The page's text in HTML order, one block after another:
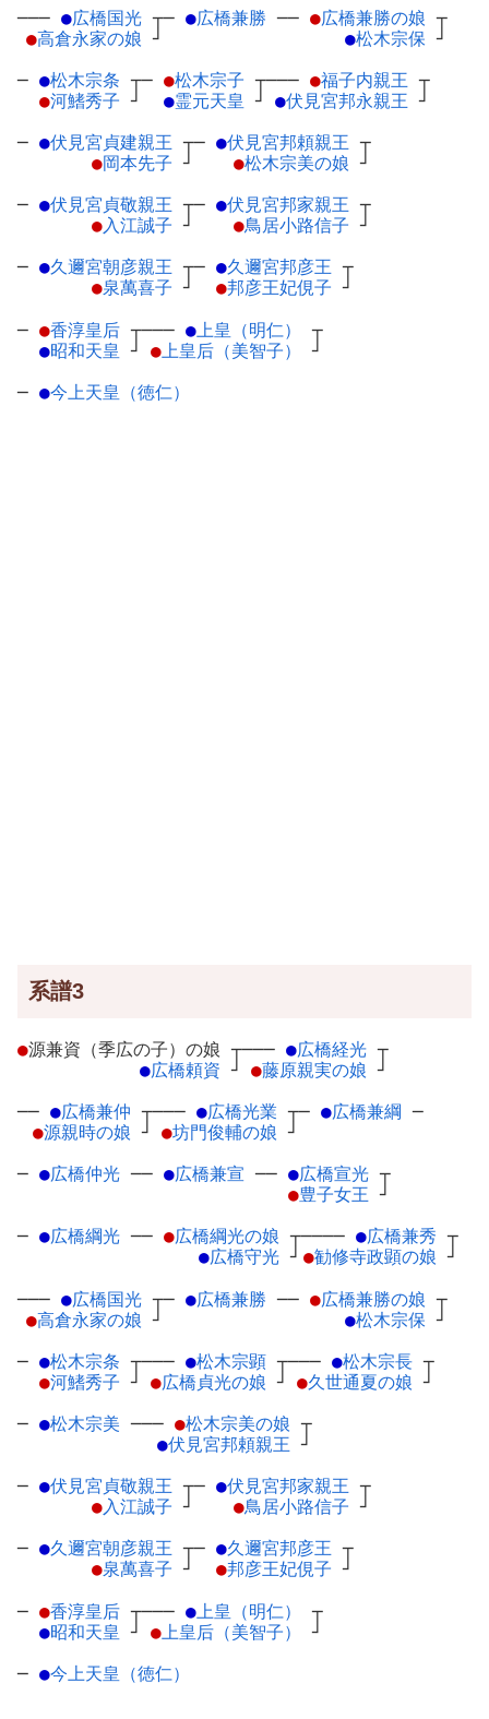
─── ●広橋国光 ┬
●高倉永家の娘 ┘
─ ●広橋兼勝 ── ●広橋兼勝の娘 ┬
●松木宗保 ┘
─ ●松木宗条 ┬
●河鰭秀子 ┘
─ ●松木宗子 ┬
●霊元天皇 ┘
─── ●福子内親王 ┬
●伏見宮邦永親王 ┘
─ ●伏見宮貞建親王 ┬
●岡本先子 ┘
─ ●伏見宮邦頼親王 ┬
●松木宗美の娘 ┘
─ ●伏見宮貞敬親王 ┬
●入江誠子 ┘
─ ●伏見宮邦家親王 ┬
●鳥居小路信子 ┘
─ ●久邇宮朝彦親王 ┬
●泉萬喜子 ┘
─ ●久邇宮邦彦王 ┬
●邦彦王妃俔子 ┘
─ ●香淳皇后 ┬
●昭和天皇 ┘
─── ● 上皇（明仁）
┬
● 上皇后（美智子） ┘
─ ●今上天皇（徳仁）
系譜3
●源兼資（季広の子）の娘 ┬
●広橋頼資 ┘
─── ●広橋経光 ┬
●藤原親実の娘 ┘
── ●広橋兼仲 ┬
●源親時の娘 ┘
─── ●広橋光業 ┬
●坊門俊輔の娘 ┘
─ ●広橋兼綱 ─
─ ●広橋仲光 ── ●広橋兼宣 ── ●広橋宣光 ┬
●豊子女王 ┘
─ ●広橋綱光 ── ●広橋綱光の娘 ┬
●広橋守光 ┘
──── ●広橋兼秀 ┬
●勧修寺政顕の娘 ┘
─── ●広橋国光 ┬
●高倉永家の娘 ┘
─ ●広橋兼勝 ── ●広橋兼勝の娘 ┬
●松木宗保 ┘
─ ●松木宗条 ┬
●河鰭秀子 ┘
─── ●松木宗顕 ┬
●広橋貞光の娘 ┘
─── ●松木宗長 ┬
●久世通夏の娘 ┘
─ ●松木宗美 ─── ●松木宗美の娘 ┬
●伏見宮邦頼親王 ┘
─ ●伏見宮貞敬親王 ┬
●入江誠子 ┘
─ ●伏見宮邦家親王 ┬
●鳥居小路信子 ┘
─ ●久邇宮朝彦親王 ┬
●泉萬喜子 ┘
─ ●久邇宮邦彦王 ┬
●邦彦王妃俔子 ┘
─ ●香淳皇后 ┬
●昭和天皇 ┘
─── ● 上皇（明仁）
┬
● 上皇后（美智子） ┘
─ ●今上天皇（徳仁）